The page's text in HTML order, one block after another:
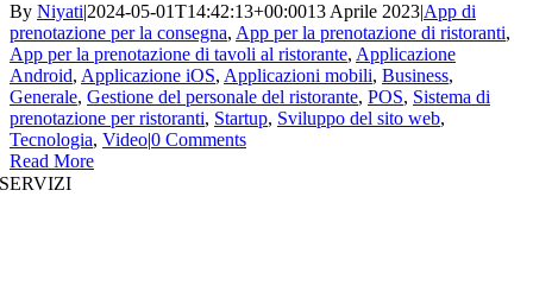
By Niyati|2024-05-01T14:42:13+00:0013 Aprile 2023|App di
prenotazione per la consegna, App per la prenotazione di ristoranti,
App per la prenotazione di tavoli al ristorante, Applicazione
Android, Applicazione iOS, Applicazioni mobili, Business,
Generale, Gestione del personale del ristorante, POS, Sistema di
prenotazione per ristoranti, Startup, Sviluppo del sito web,
Tecnologia, Video|0 Comments
Read More
SERVIZI